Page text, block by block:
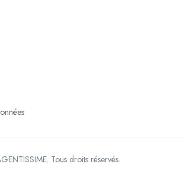
Tous droits réservés.